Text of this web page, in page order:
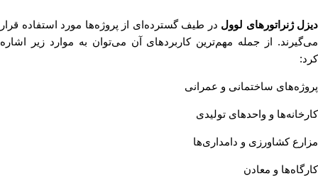
دیزل ژنراتورهای لوول در طیف گسترده‌ای از پروژه‌ها مورد استفاده قرار
می‌گیرند. از جمله مهم‌ترین کاربردهای آن می‌توان به موارد زیر اشاره
کرد:
پروژه‌های ساختمانی و عمرانی
کارخانه‌ها و واحدهای تولیدی
مزارع کشاورزی و دامداری‌ها
کارگاه‌ها و معادن